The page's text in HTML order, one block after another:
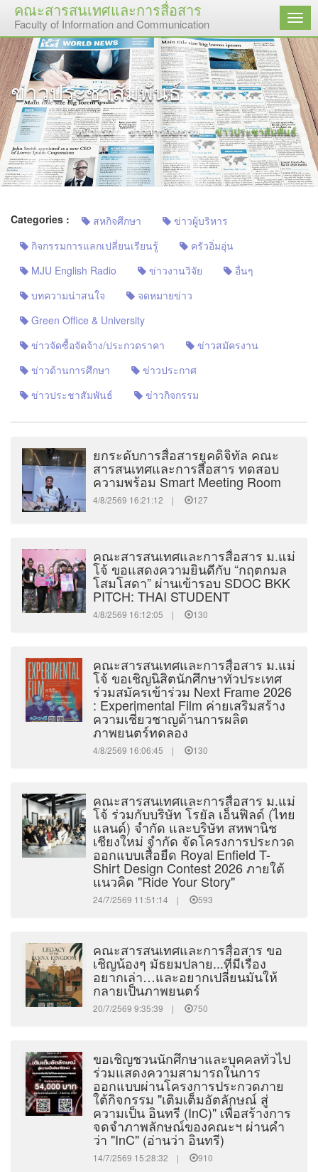
คณะสารสนเทศและการสื่อสาร
Faculty of Information and Communication เมนู
ข่าวประชาสัมพันธ์
หน้าแรก ข่าวสารกิจกรรม ข่าวประชาสัมพันธ์
Categories : สหกิจศึกษา
ข่าวผู้บริหาร
กิจกรรมการแลกเปลี่ยนเรียนรู้
ครัวอิ่มอุ่น
MJU English Radio
ข่าวงานวิจัย
อื่นๆ
บทความน่าสนใจ
จดหมายข่าว
Green Office & University
ข่าวจัดซื้อจัดจ้าง/ประกวดราคา
ข่าวสมัครงาน
ข่าวด้านการศึกษา
ข่าวประกาศ
ข่าวประชาสัมพันธ์
ข่าวกิจกรรม
ยกระดับการสื่อสารยุคดิจิทัล คณะ
สารสนเทศและการสื่อสาร ทดสอบ
ความพร้อม Smart Meeting Room
4/8/2569 16:21:12 | 127
คณะสารสนเทศและการสื่อสาร ม.แม่
โจ้ ขอแสดงความยินดีกับ “กฤตกมล
โสมโสดา” ผ่านเข้ารอบ SDOC BKK
PITCH: THAI STUDENT
4/8/2569 16:12:05 | 130
คณะสารสนเทศและการสื่อสาร ม.แม่
โจ้ ขอเชิญนิสิตนักศึกษาทั่วประเทศ
ร่วมสมัครเข้าร่วม Next Frame 2026
: Experimental Film ค่ายเสริมสร้าง
ความเชี่ยวชาญด้านการผลิต
ภาพยนตร์ทดลอง
4/8/2569 16:06:45 | 130
คณะสารสนเทศและการสื่อสาร ม.แม่
โจ้ ร่วมกับบริษัท โรยัล เอ็นฟิลด์ (ไทย
แลนด์) จํากัด และบริษัท สหพานิช
เชียงใหม่ จํากัด จัดโครงการประกวด
ออกแบบเสื้อยืด Royal Enfield T-
Shirt Design Contest 2026 ภายใต้
แนวคิด "Ride Your Story"
24/7/2569 11:51:14 | 593
คณะสารสนเทศและการสื่อสาร ขอ
เชิญน้องๆ มัธยมปลาย...ที่มีเรื่อง
อยากเล่า…และอยากเปลี่ยนมันให้
กลายเป็นภาพยนตร์
20/7/2569 9:35:39 | 750
ขอเชิญชวนนักศึกษาและบุคคลทั่วไป
ร่วมแสดงความสามารถในการ
ออกแบบผ่านโครงการประกวดภาย
ใต้กิจกรรม "เติมเต็มอัตลักษณ์ สู่
ความเป็น อินทรี (InC)" เพื่อสร้างการ
จดจำภาพลักษณ์ของคณะฯ ผ่านคำ
ว่า "InC" (อ่านว่า อินทรี)
14/7/2569 15:28:32 | 910